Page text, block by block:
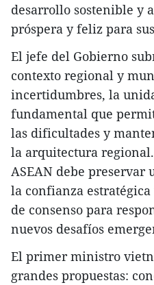
desarrollo sostenible y
próspera y feliz para
El jefe del Gobierno
contexto regional y
incertidumbres, la
fundamental que
las dificultades y
la arquitectura
ASEAN debe preservar
la confianza
de consenso para
nuevos desafíos
El primer ministro
grandes propuestas: